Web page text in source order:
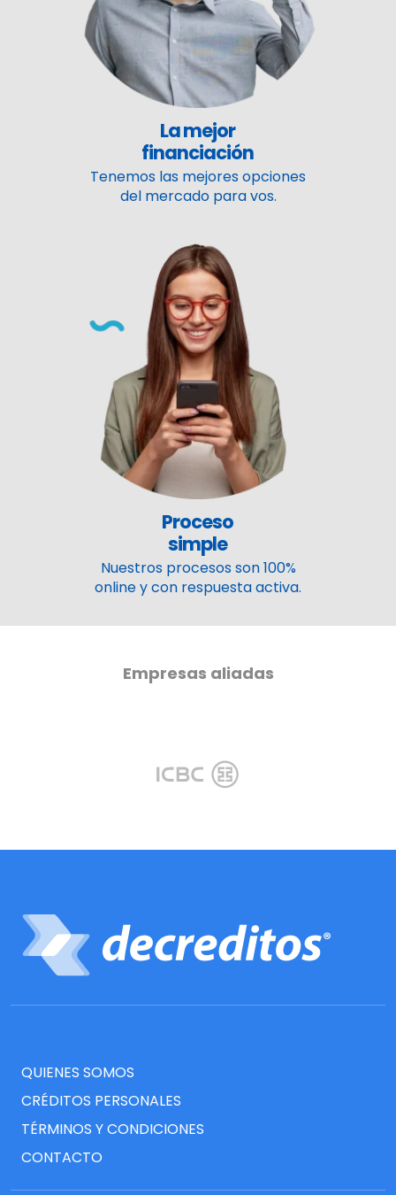
La mejor
financiación
Tenemos las mejores opciones
del mercado para vos.
Proceso
simple
Nuestros procesos son 100%
online y con respuesta activa.
Empresas aliadas
QUIENES SOMOS
CRÉDITOS PERSONALES
TÉRMINOS Y CONDICIONES
CONTACTO